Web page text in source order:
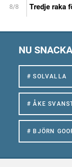
8/8 Tredje raka
NU
# SOLVALLA
# ÅKE
# BJÖRN